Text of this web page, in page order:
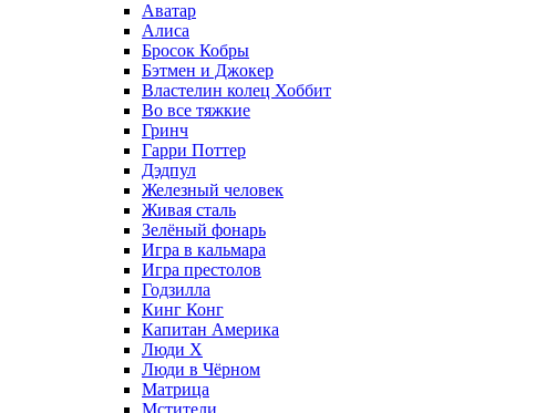
Аватар
Алиса
Бросок Кобры
Бэтмен и Джокер
Властелин колец Хоббит
Во все тяжкие
Гринч
Гарри Поттер
Дэдпул
Железный человек
Живая сталь
Зелёный фонарь
Игра в кальмара
Игра престолов
Годзилла
Кинг Конг
Капитан Америка
Люди X
Люди в Чёрном
Матрица